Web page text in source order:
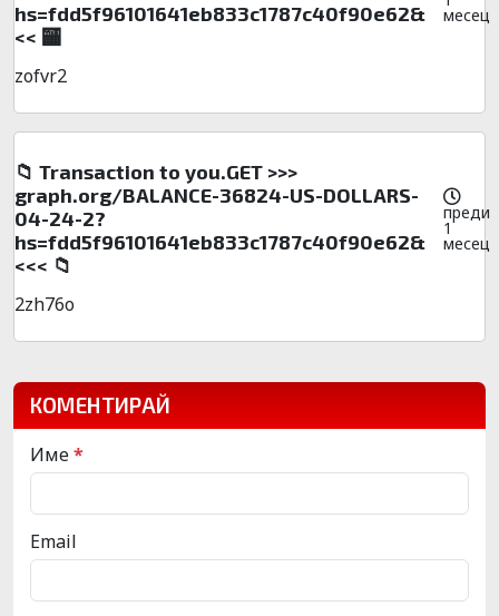
hs=fdd5f96101641eb833c1787c40f90e62&
<< 🏧
месец
zofvr2
📁 Transaction to you.GET >>>
graph.org/BALANCE-36824-US-DOLLARS-
04-24-2?
hs=fdd5f96101641eb833c1787c40f90e62&
<<< 📁
преди
1
месец
2zh76o
КОМЕНТИРАЙ
Име*
Email